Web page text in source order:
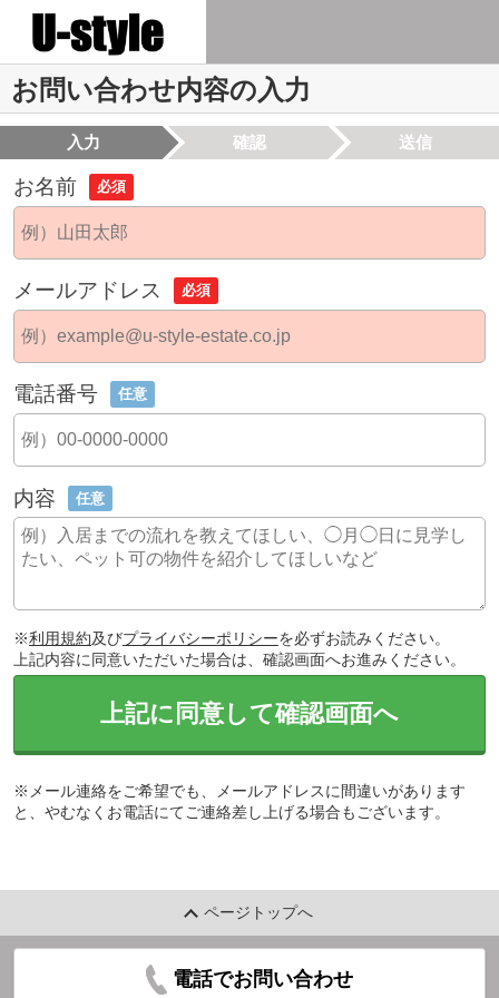
お問い合わせ内容の入力
入力 確認 送信
お名前 必須
メールアドレス 必須
電話番号 任意
内容 任意
※利用規約及びプライバシーポリシーを必ずお読みください。
上記内容に同意いただいた場合は、確認画面へお進みください。
上記に同意して確認画面へ
※メール連絡をご希望でも、メールアドレスに間違いがあります
と、やむなくお電話にてご連絡差し上げる場合もございます。
ページトップへ
電話でお問い合わせ